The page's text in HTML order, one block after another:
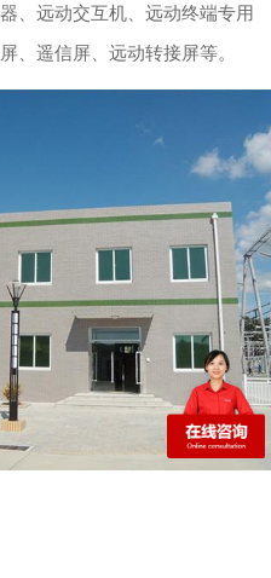
、远动交互机、远动终端专用
、遥信屏、远动转接屏等。